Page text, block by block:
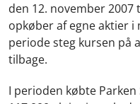
den 12. november 2007
opkøber af egne aktier
periode steg kursen på
tilbage.
I perioden købte